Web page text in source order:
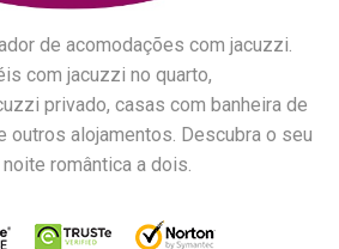
de acomodações com jacuzzi.
com jacuzzi no quarto,
privado, casas com banheira de
outros alojamentos. Descubra o seu
romântica a dois.